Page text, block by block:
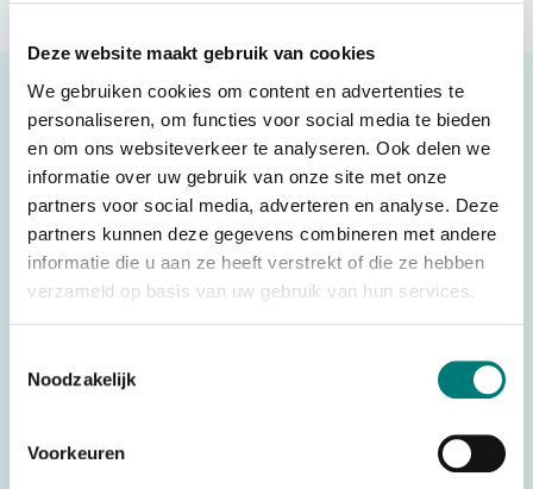
Deze website maakt gebruik van cookies
We gebruiken cookies om content en advertenties te
personaliseren, om functies voor social media te bieden
en om ons websiteverkeer te analyseren. Ook delen we
informatie over uw gebruik van onze site met onze
partners voor social media, adverteren en analyse. Deze
partners kunnen deze gegevens combineren met andere
informatie die u aan ze heeft verstrekt of die ze hebben
verzameld op basis van uw gebruik van hun services.
Noodzakelijk
Voorkeuren
Description
Hetronic® hub logik PI 2.1.2, 56000550
Original spare part
Specifications
Brands
Country of Origin (CO)